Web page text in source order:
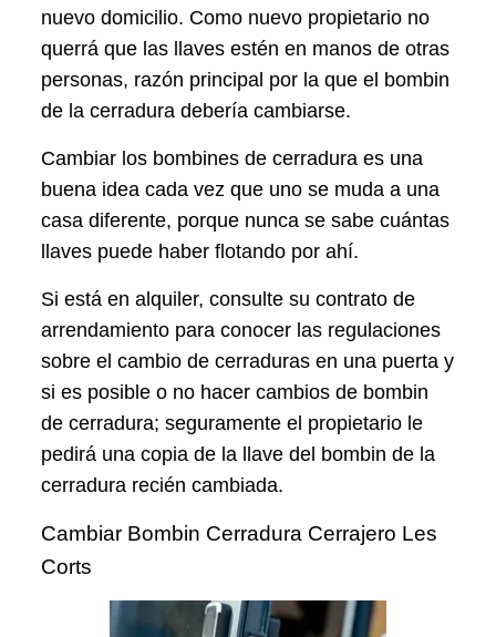
nuevo domicilio. Como nuevo propietario no
querrá que las llaves estén en manos de otras
personas, razón principal por la que el bombin
de la cerradura debería cambiarse.
Cambiar los bombines de cerradura es una
buena idea cada vez que uno se muda a una
casa diferente, porque nunca se sabe cuántas
llaves puede haber flotando por ahí.
Si está en alquiler, consulte su contrato de
arrendamiento para conocer las regulaciones
sobre el cambio de cerraduras en una puerta y
si es posible o no hacer cambios de bombin
de cerradura; seguramente el propietario le
pedirá una copia de la llave del bombin de la
cerradura recién cambiada.
Cambiar Bombin Cerradura Cerrajero Les
Corts